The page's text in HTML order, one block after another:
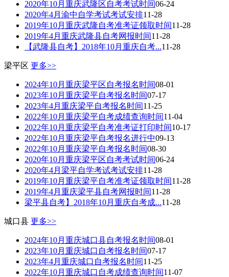
2020年10月重庆武隆区自考考试时间06-24
2020年4月渝中自学考试考试安排11-28
2019年10月重庆武隆自考准考证领取时间11-28
2019年4月重庆武隆县自考网报时间11-28
【武隆县自考】2018年10月重庆自考...11-28
梁平区 更多>>
2024年10月重庆梁平区自考报名时间08-01
2023年10月重庆梁平自考报名时间07-17
2023年4月重庆梁平自考报名时间11-25
2022年10月重庆梁平自考成绩查询时间11-04
2022年10月重庆梁平自考准考证打印时间10-17
2022年10月重庆梁平自考报名进行中09-13
2022年10月重庆梁平自考报名时间08-30
2020年10月重庆梁平区自考考试时间06-24
2020年4月梁平自学考试考试安排11-28
2019年10月重庆梁平自考准考证领取时间11-28
2019年4月重庆梁平县自考网报时间11-28
梁平县自考】2018年10月重庆自考成...11-28
城口县 更多>>
2024年10月重庆城口县自考报名时间08-01
2023年10月重庆城口自考报名时间07-17
2023年4月重庆城口自考报名时间11-25
2022年10月重庆城口自考成绩查询时间11-07